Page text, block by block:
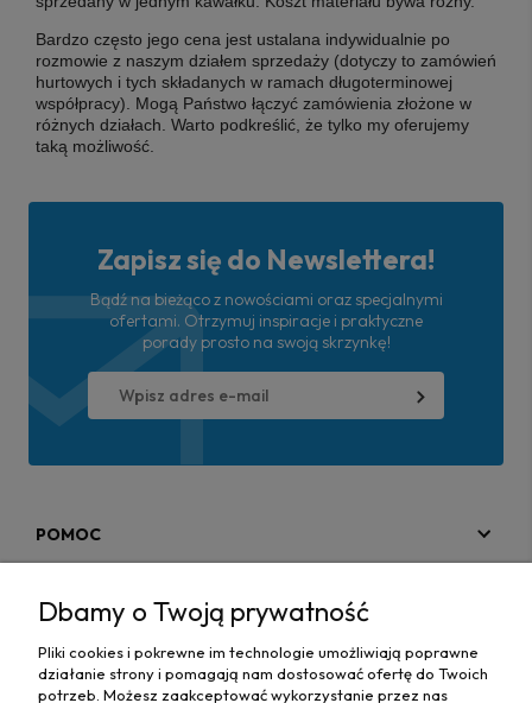
Bardzo często jego cena jest ustalana indywidualnie po
rozmowie z naszym działem sprzedaży (dotyczy to zamówień
hurtowych i tych składanych w ramach długoterminowej
współpracy). Mogą Państwo łączyć zamówienia złożone w
różnych działach. Warto podkreślić, że tylko my oferujemy
taką możliwość.
Zapisz się do Newslettera!
Bądź na bieżąco z nowościami oraz specjalnymi
ofertami. Otrzymuj inspiracje i praktyczne
porady prosto na swoją skrzynkę!
POMOC
MAPA STRONY
Dbamy o Twoją prywatność
Pliki cookies i pokrewne im technologie umożliwiają poprawne
działanie strony i pomagają nam dostosować ofertę do Twoich
potrzeb. Możesz zaakceptować wykorzystanie przez nas